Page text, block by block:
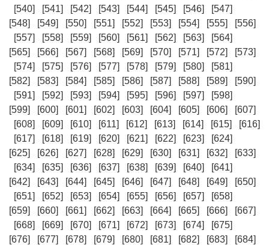
[540]
[541] [542] [543] [544] [545] [546]
[547]
[548]
[549] [550] [551] [552] [553] [554] [555]
[556]
[557]
[558] [559] [560] [561] [562] [563]
[564]
[565]
[566] [567] [568] [569] [570] [571] [572]
[573]
[574]
[575] [576] [577] [578] [579] [580]
[581]
[582]
[583] [584] [585] [586] [587] [588] [589]
[590]
[591]
[592] [593] [594] [595] [596] [597]
[598]
[599]
[600] [601] [602] [603] [604] [605] [606]
[607]
[608]
[609] [610] [611] [612] [613] [614] [615]
[616]
[617]
[618] [619] [620] [621] [622] [623]
[624]
[625]
[626] [627] [628] [629] [630] [631] [632]
[633]
[634]
[635] [636] [637] [638] [639] [640]
[641]
[642]
[643] [644] [645] [646] [647] [648] [649]
[650]
[651]
[652] [653] [654] [655] [656] [657]
[658]
[659]
[660] [661] [662] [663] [664] [665] [666]
[667]
[668]
[669] [670] [671] [672] [673] [674]
[675]
[676]
[677] [678] [679] [680] [681] [682] [683]
[684]